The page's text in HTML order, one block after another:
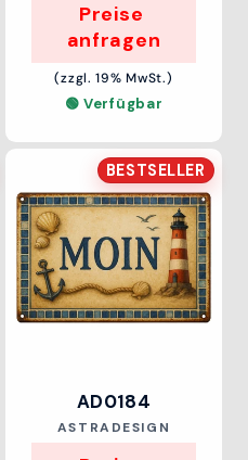
Preise
anfragen
(zzgl. 19% MwSt.)
🟢 Verfügbar
BESTSELLER
AD0184
Anbieter:
ASTRADESIGN